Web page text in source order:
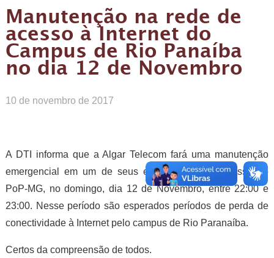
Manutenção na rede de
acesso à Internet do
Campus de Rio Panaíba
no dia 12 de Novembro
10 de novembro de 2017
A DTI informa que a Algar Telecom fará uma manutenção
emergencial em um de seus equipamento de acesso no
PoP-MG, no domingo, dia 12 de Novembro, entre 22:00 e
23:00. Nesse período são esperados períodos de perda de
conectividade à Internet pelo campus de Rio Paranaíba.
Certos da compreensão de todos.